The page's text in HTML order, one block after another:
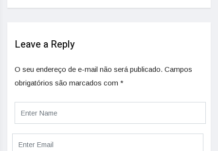
Leave a Reply
O seu endereço de e-mail não será publicado. Campos
obrigatórios são marcados com *